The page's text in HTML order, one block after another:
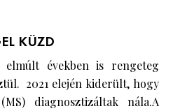
KÜZD
elmúlt években is rengeteg
2021 elején kiderült, hogy
diagnosztizáltak nála.A